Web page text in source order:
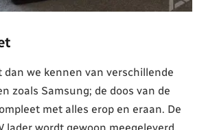
dan we kennen van verschillende
zoals Samsung; de doos van de
met alles erop en eraan. De